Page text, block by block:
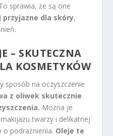
sprawia, że są one
przyjazne dla skóry,
– SKUTECZNA
KOSMETYKÓW
sposób na oczyszczenie
z oliwek skutecznie
Można je
twarzy i delikatnej
o podrażnienia. Oleje te